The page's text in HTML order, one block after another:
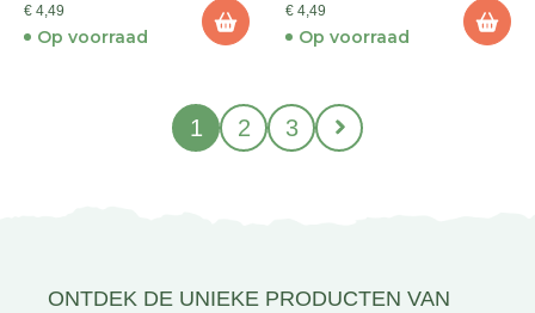
€ 4,49
Op voorraad
€ 4,49
Op voorraad
1 2 3
ONTDEK DE UNIEKE PRODUCTEN VAN